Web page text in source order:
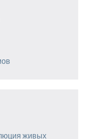
живых